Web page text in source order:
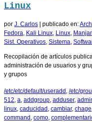
Linux
por J. Carlos | publicado en:
Fedora Kali Linux Linux
Sist. Operativos Sistema
Recopilación de artículos
administración de usuarios y
y grupos
/etc/etc/default/useradd /etc/
512 a addgroup adduser,
linux caducidad cambiar, chage
command como